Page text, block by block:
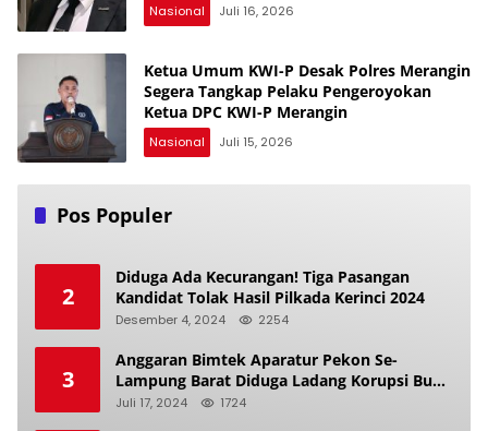
Nasional Juli 16, 2026
Ketua Umum KWI-P Desak Polres Merangin
Segera Tangkap Pelaku Pengeroyokan
Ketua DPC KWI-P Merangin
Nasional Juli 15, 2026
Pos Populer
2
Diduga Ada Kecurangan! Tiga Pasangan
Kandidat Tolak Hasil Pilkada Kerinci 2024
Desember 4, 2024 2254
3
Anggaran Bimtek Aparatur Pekon Se-
Lampung Barat Diduga Ladang Korupsi Buat
Makan Anak Istri
Juli 17, 2024 1724